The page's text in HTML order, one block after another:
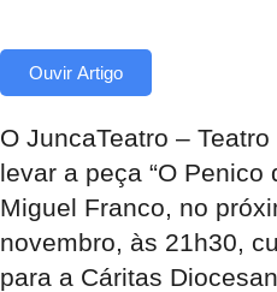
Ouvir Artigo
O JuncaTeatro –
levar a peça “O Penico
Miguel Franco, no
novembro, às 21h30,
para a Cáritas